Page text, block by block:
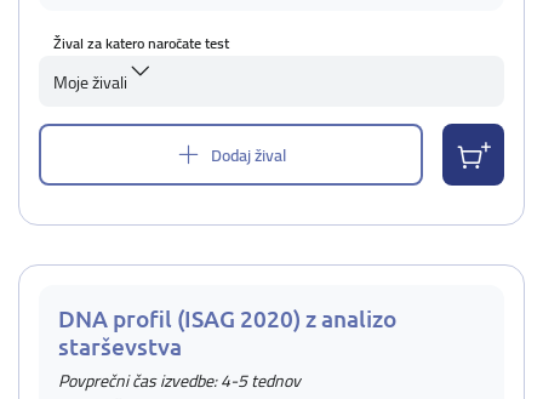
Žival za katero naročate test
Moje živali
Dodaj žival
DNA profil (ISAG 2020) z analizo
starševstva
Povprečni čas izvedbe: 4-5 tednov